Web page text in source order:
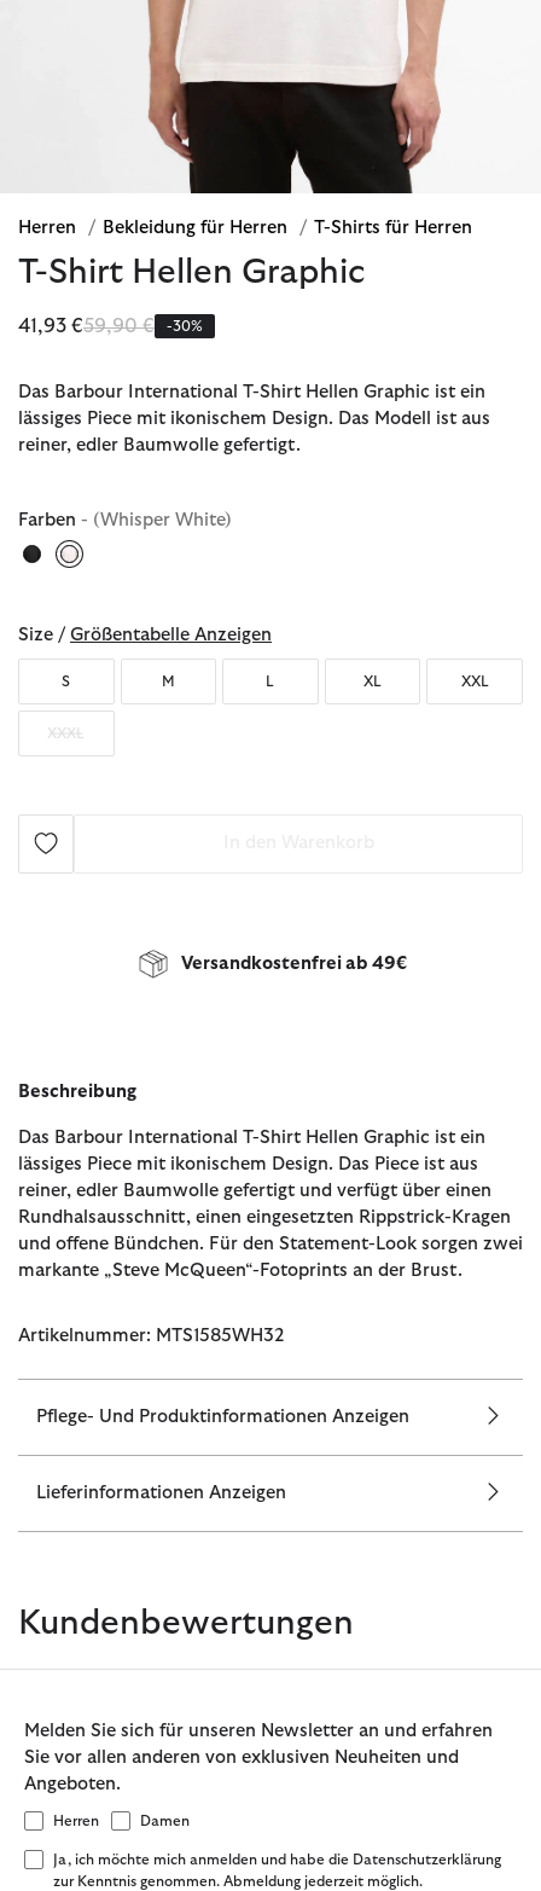
Herren / Bekleidung für Herren / T-Shirts für Herren
T-Shirt Hellen Graphic
41,93 €Reduziert von
59,90 €bis-30%
Das Barbour International T-Shirt Hellen Graphic ist ein
lässiges Piece mit ikonischem Design. Das Modell ist aus
reiner, edler Baumwolle gefertigt.
Farben - (Whisper White)
Size / Größentabelle Anzeigen
S M L XL XXL
XXXL
Versandkostenfrei ab 49€
Beschreibung
Das Barbour International T-Shirt Hellen Graphic ist ein
lässiges Piece mit ikonischem Design. Das Piece ist aus
reiner, edler Baumwolle gefertigt und verfügt über einen
Rundhalsausschnitt, einen eingesetzten Rippstrick-Kragen
und offene Bündchen. Für den Statement-Look sorgen zwei
markante „Steve McQueen“-Fotoprints an der Brust.
Artikelnummer: MTS1585WH32
Pflege- Und Produktinformationen Anzeigen
Lieferinformationen Anzeigen
Kundenbewertungen
Melden Sie sich für unseren Newsletter an und erfahren
Sie vor allen anderen von exklusiven Neuheiten und
Angeboten.
Herren Damen
Ja, ich möchte mich anmelden und habe die Datenschutzerklärung
zur Kenntnis genommen. Abmeldung jederzeit möglich.